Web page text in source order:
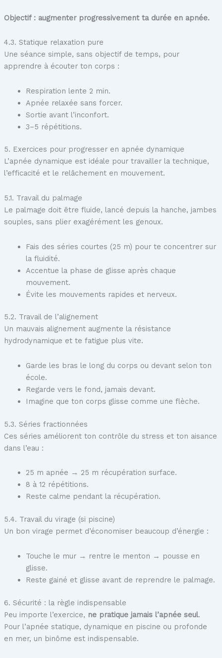
Objectif : augmenter progressivement ta durée en apnée.
4.3. Statique relaxation pure
Une séance simple, sans objectif de temps, pour
apprendre à écouter ton corps :
Respiration lente 2 min.
Apnée relaxée sans forcer.
Sortie avant l’inconfort.
3–5 répétitions.
5. Exercices pour progresser en apnée dynamique
L’apnée dynamique est idéale pour travailler la technique,
l’efficacité et le relâchement en mouvement.
5.1. Travail du palmage
Le palmage doit être fluide, lancé depuis la hanche, jambes
souples, sans plier exagérément les genoux.
Fais des séries courtes (25 m) pour te concentrer sur
la fluidité.
Accentue la phase de glisse après chaque
mouvement.
Évite les mouvements rapides et nerveux.
5.2. Travail de l’alignement
Un mauvais alignement augmente la résistance
hydrodynamique et te fatigue plus vite.
Garde les bras le long du corps ou devant selon ton
école.
Regarde vers le fond, jamais devant.
Imagine que ton corps glisse comme une flèche.
5.3. Séries fractionnées
Ces séries améliorent ton contrôle du stress et ton aisance
dans l’eau :
25 m apnée → 25 m récupération surface.
8 à 12 répétitions.
Reste calme pendant la récupération.
5.4. Travail du virage (si piscine)
Un bon virage permet d’économiser beaucoup d’énergie :
Touche le mur → rentre le menton → pousse en
glisse.
Reste gainé et glisse avant de reprendre le palmage.
6. Sécurité : la règle indispensable
Peu importe l’exercice, ne pratique jamais l’apnée seul.
Pour l’apnée statique, dynamique en piscine ou profonde
en mer, un binôme est indispensable.